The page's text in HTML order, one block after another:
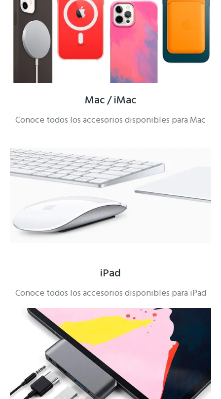
Mac / iMac
Conoce todos los accesorios disponibles para Mac
iPad
Conoce todos los accesorios disponibles para iPad